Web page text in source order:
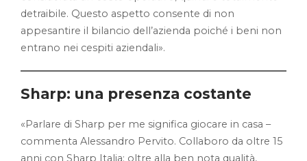
detraibile. Questo aspetto consente di non
appesantire il bilancio dell’azienda poiché i beni non
entrano nei cespiti aziendali».
Sharp: una presenza costante
«Parlare di Sharp per me significa giocare in casa –
commenta Alessandro Pervito. Collaboro da oltre 15
anni con Sharp Italia: oltre alla ben nota qualità,